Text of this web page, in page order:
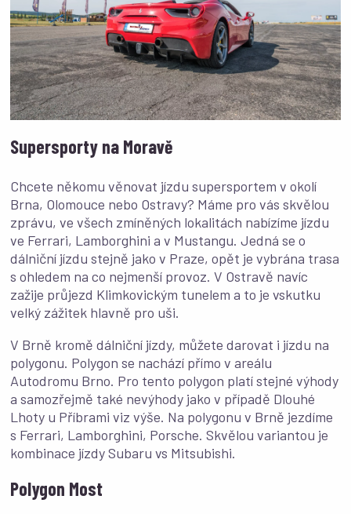
Supersporty na Moravě
Chcete někomu věnovat jízdu supersportem v okolí
Brna, Olomouce nebo Ostravy? Máme pro vás skvělou
zprávu, ve všech zmíněných lokalitách nabízíme jízdu
ve Ferrari, Lamborghini a v Mustangu. Jedná se o
dálniční jízdu stejně jako v Praze, opět je vybrána trasa
s ohledem na co nejmenší provoz. V Ostravě navíc
zažije průjezd Klimkovickým tunelem a to je vskutku
velký zážitek hlavně pro uši.
V Brně kromě dálniční jízdy, můžete darovat i jízdu na
polygonu. Polygon se nachází přímo v areálu
Autodromu Brno. Pro tento polygon platí stejné výhody
a samozřejmě také nevýhody jako v případě Dlouhé
Lhoty u Příbrami viz výše. Na polygonu v Brně jezdíme
s Ferrari, Lamborghini, Porsche. Skvělou variantou je
kombinace jízdy Subaru vs Mitsubishi.
Polygon Most